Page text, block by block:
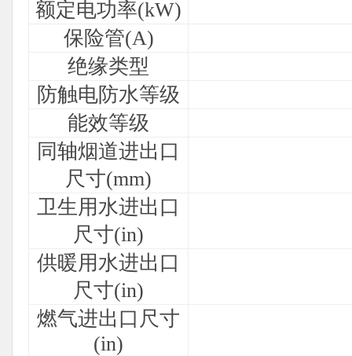
额定电功率(kW)
保险管(A)
绝缘类型
防触电防水等级
能效等级
同轴烟道进出口
尺寸(mm)
卫生用水进出口
尺寸(in)
供暖用水进出口
尺寸(in)
燃气进出口尺寸
(in)